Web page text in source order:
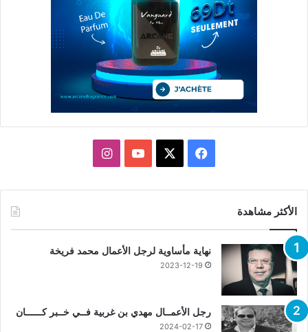
فيسبوك يوتيوبانستقرام
الأكثر مشاهدة
نهاية مأساوية لرجل الأعمال محمد فريخة
2023-12-19
رجل الأعمــال مهدي بن غربية فــي خــبر كــــــان
2024-02-17